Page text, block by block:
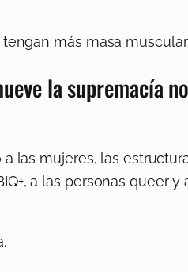
más masa
la supremacía
las mujeres, las
a las personas queer